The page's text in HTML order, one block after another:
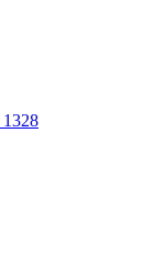
1328